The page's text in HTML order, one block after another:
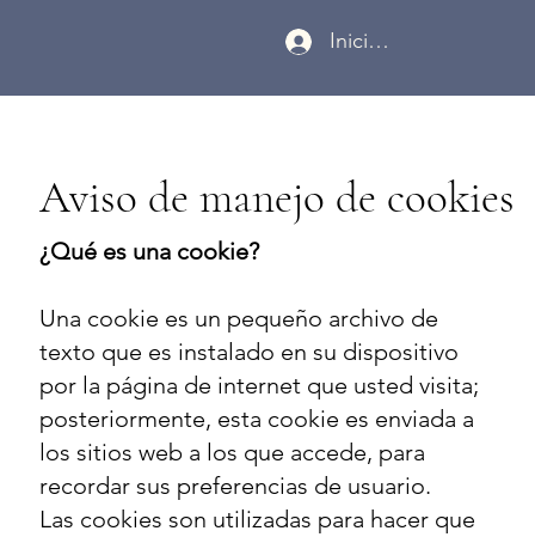
Iniciar sesión
Aviso de manejo de cookies
¿Qué es una cookie?
Una cookie es un pequeño archivo de
texto que es instalado en su dispositivo
por la página de internet que usted visita;
posteriormente, esta cookie es enviada a
los sitios web a los que accede, para
recordar sus preferencias de usuario.
Las cookies son utilizadas para hacer que